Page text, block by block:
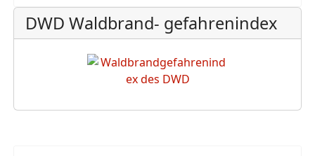
DWD Waldbrand- gefahrenindex